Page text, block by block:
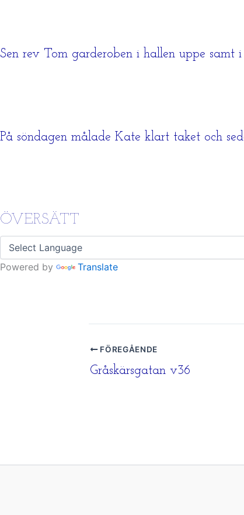
Sen rev Tom garderoben i hallen uppe samt
På söndagen målade Kate klart taket och
ÖVERSÄTT
Powered by Translate
FÖREGÅENDE
Gråskärsgatan v36